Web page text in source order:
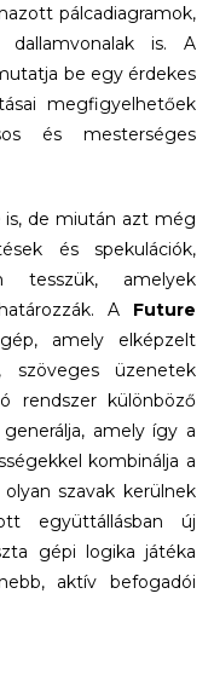
pálcadiagramok,
is. A
be egy érdekes
megfigyelhetőek
és mesterséges
de miután azt még
és spekulációk,
tesszük, amelyek
A Future
amely elképzelt
szöveges üzenetek
rendszer különböző
amely így a
kombinálja a
szavak kerülnek
együttállásban új
gépi logika játéka
aktív befogadói